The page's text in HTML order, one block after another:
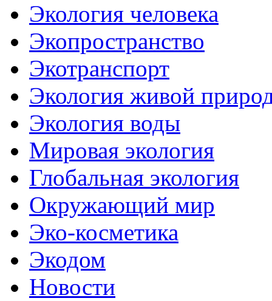
Экология человека
Экопространство
Экотранспорт
Экология живой
Экология воды
Мировая экология
Глобальная экология
Окружающий мир
Эко-косметика
Экодом
Новости